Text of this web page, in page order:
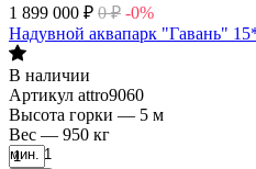
1 899 000 ₽ 0 ₽ -0%
Надувной аквапарк "Гавань"
В наличии
Артикул attro9060
Высота горки — 5 м
Вес — 950 кг
мин. 1